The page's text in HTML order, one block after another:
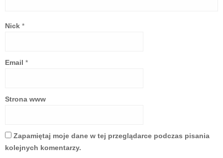
Nick *
Email *
Strona www
Zapamiętaj moje dane w tej przeglądarce podczas pisania
kolejnych komentarzy.